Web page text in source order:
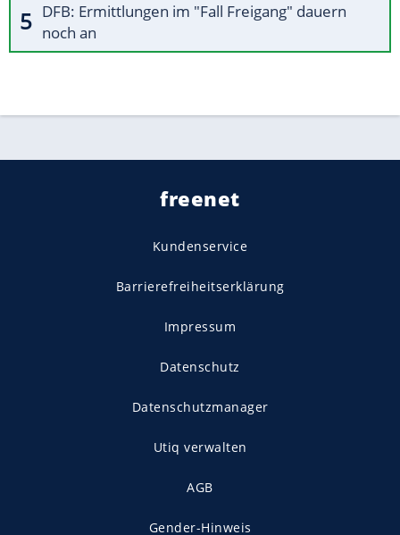
DFB: Ermittlungen im "Fall Freigang" dauern
noch an
freenet
Kundenservice
Barrierefreiheitserklärung
Impressum
Datenschutz
Datenschutzmanager
Utiq verwalten
AGB
Gender-Hinweis